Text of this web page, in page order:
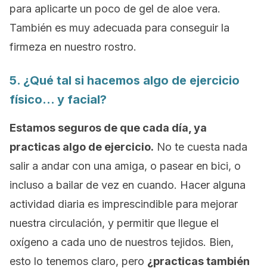
para aplicarte un poco de gel de aloe vera.
También es muy adecuada para conseguir la
firmeza en nuestro rostro.
5. ¿Qué tal si hacemos algo de ejercicio
físico… y facial?
Estamos seguros de que cada día, ya
practicas algo de ejercicio. No te cuesta nada
salir a andar con una amiga, o pasear en bici, o
incluso a bailar de vez en cuando. Hacer alguna
actividad diaria es imprescindible para mejorar
nuestra circulación, y permitir que llegue el
oxígeno a cada uno de nuestros tejidos. Bien,
esto lo tenemos claro, pero ¿practicas también